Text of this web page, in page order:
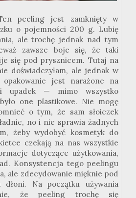
peeling jest zamkniętyw
o pojemności 200 g. Lubię
ale trochę jednak nad tym
zawsze boje się, że taki
się pod prysznicem. Tutaj na
doświadczyłam, ale jednak w
jest narażone na
upadek — mimo wszystko
one plastikowe. Nie mogę
o tym, że sam słoiczek
no i nie sprawia żadnych
żeby wydobyć kosmetyk do
czekają na nas wszystkie
dotyczące użytkowania,
Konsystencja tego peelingu
ale zdecydowanie mięknie pod
dłoni. Na początku używania
że peeling trochę się